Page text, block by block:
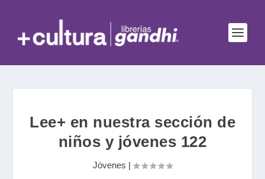
Lee+ en nuestra sección de
niños y jóvenes 122
Jóvenes |